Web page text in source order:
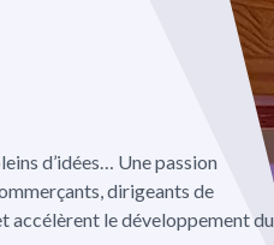
d’idées… Une passion
dirigeants de
accélèrent le développement du